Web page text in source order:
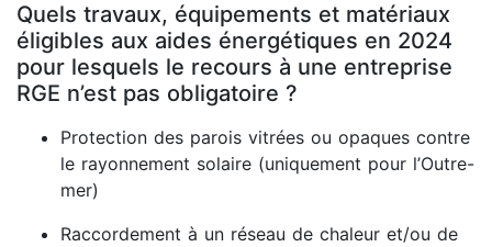
Quels travaux, équipements et matériaux
éligibles aux aides énergétiques en 2024
pour lesquels le recours à une entreprise
RGE n’est pas obligatoire ?
Protection des parois vitrées ou opaques contre
le rayonnement solaire (uniquement pour l’Outre-
mer)
Raccordement à un réseau de chaleur et/ou de